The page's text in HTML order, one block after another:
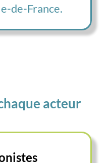
de-France.
acteur